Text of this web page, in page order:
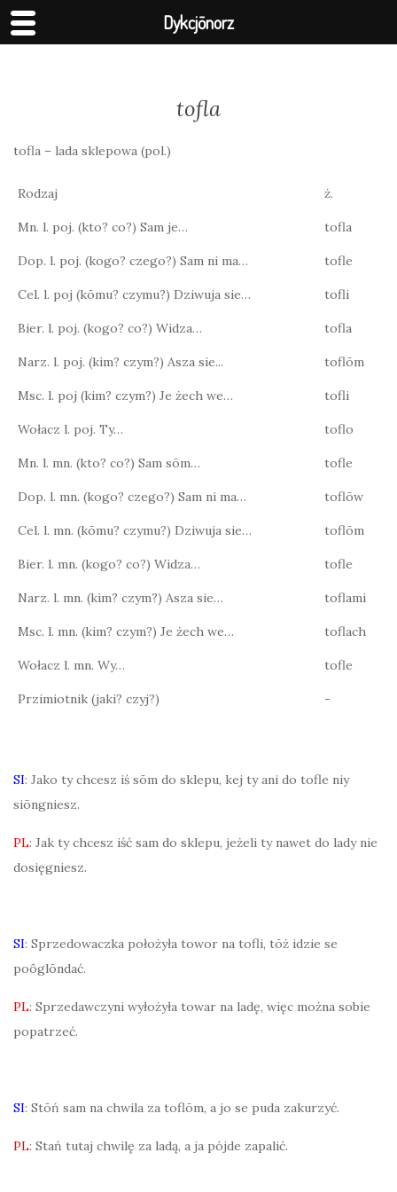
tofla
tofla – lada sklepowa (pol.)
Rodzaj ż.
Mn. l. poj. (kto? co?) Sam je… tofla
Dop. l. poj. (kogo? czego?) Sam ni ma… tofle
Cel. l. poj (kōmu? czymu?) Dziwuja sie… tofli
Bier. l. poj. (kogo? co?) Widza… tofla
Narz. l. poj. (kim? czym?) Asza sie... toflōm
Msc. l. poj (kim? czym?) Je żech we… tofli
Wołacz l. poj. Ty… toflo
Mn. l. mn. (kto? co?) Sam sōm… tofle
Dop. l. mn. (kogo? czego?) Sam ni ma… toflōw
Cel. l. mn. (kōmu? czymu?) Dziwuja sie… toflōm
Bier. l. mn. (kogo? co?) Widza… tofle
Narz. l. mn. (kim? czym?) Asza sie… toflami
Msc. l. mn. (kim? czym?) Je żech we… toflach
Wołacz l. mn. Wy… tofle
Przimiotnik (jaki? czyj?) -
SI: Jako ty chcesz iś sōm do sklepu, kej ty ani do tofle niy
siōngniesz.
PL: Jak ty chcesz iść sam do sklepu, jeżeli ty nawet do lady nie
dosięgniesz.
SI: Sprzedowaczka położyła towor na tofli, tōż idzie se
poôglōndać.
PL: Sprzedawczyni wyłożyła towar na ladę, więc można sobie
popatrzeć.
SI: Stōń sam na chwila za toflōm, a jo se puda zakurzyć.
PL: Stań tutaj chwilę za ladą, a ja pójde zapalić.
Dykcjōnorz